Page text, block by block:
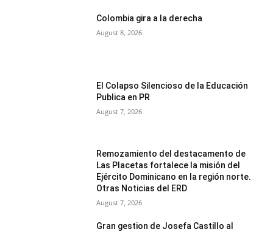
Colombia gira a la derecha
August 8, 2026
El Colapso Silencioso de la Educación
Publica en PR
August 7, 2026
Remozamiento del destacamento de
Las Placetas fortalece la misión del
Ejército Dominicano en la región norte.
Otras Noticias del ERD
August 7, 2026
Gran gestion de Josefa Castillo al